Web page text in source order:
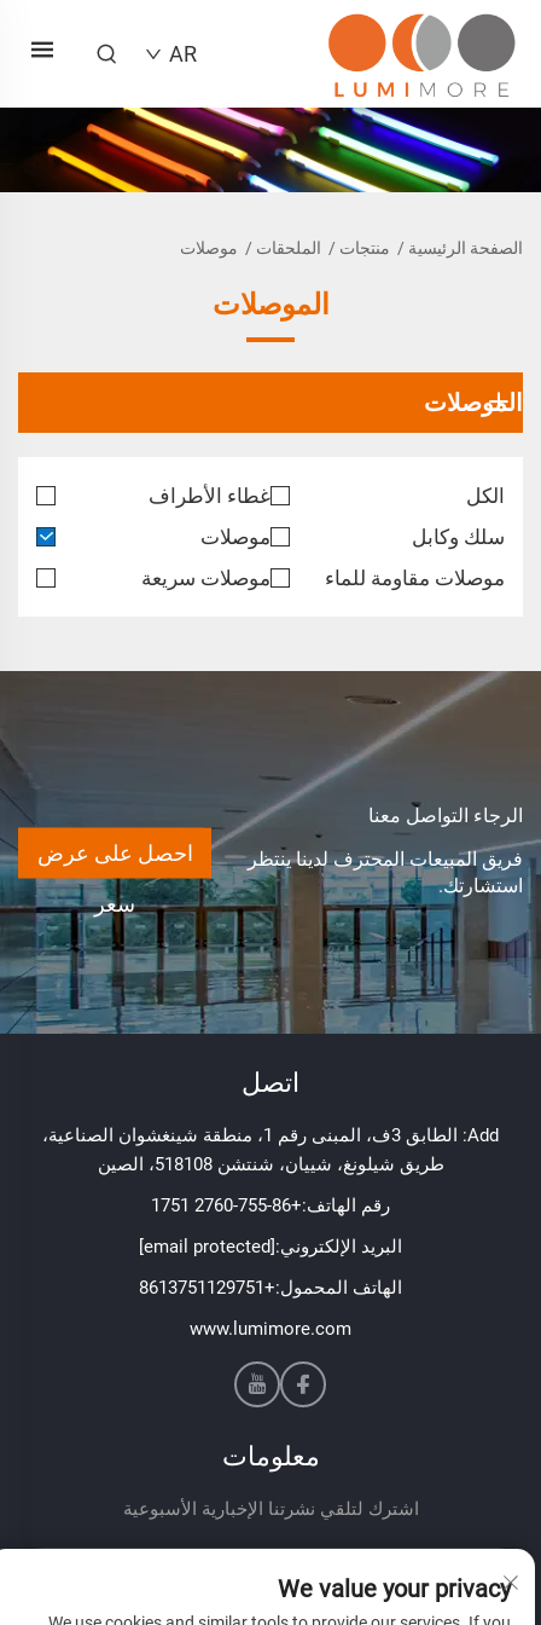
AR
الصفحة الرئيسية/ منتجات/ الملحقات/ موصلات
الموصلات
الموصلات
الكل
غطاء الأطراف
سلك وكابل
موصلات
موصلات مقاومة للماء
موصلات سريعة
الرجاء التواصل معنا
فريق المبيعات المحترف لدينا ينتظر
استشارتك.
احصل على عرض
سعر
اتصل
Add: الطابق 3ف، المبنى رقم 1، منطقة شينغشوان الصناعية،
طريق شيلونغ، شييان، شنتشن 518108، الصين
رقم الهاتف:+86-755-2760 1751
البريد الإلكتروني:[email protected]
الهاتف المحمول:+8613751129751
www.lumimore.com
معلومات
اشترك لتلقي نشرتنا الإخبارية الأسبوعية
We value your privacy